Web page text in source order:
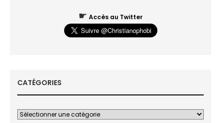
☛ Accès au Twitter
CATÉGORIES